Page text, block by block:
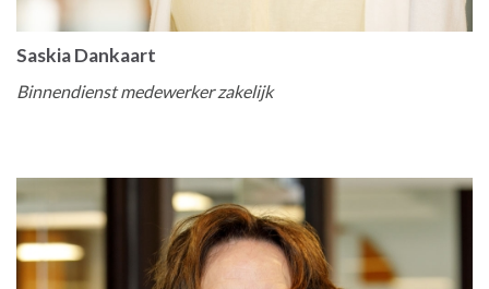
Saskia Dankaart
Binnendienst medewerker zakelijk